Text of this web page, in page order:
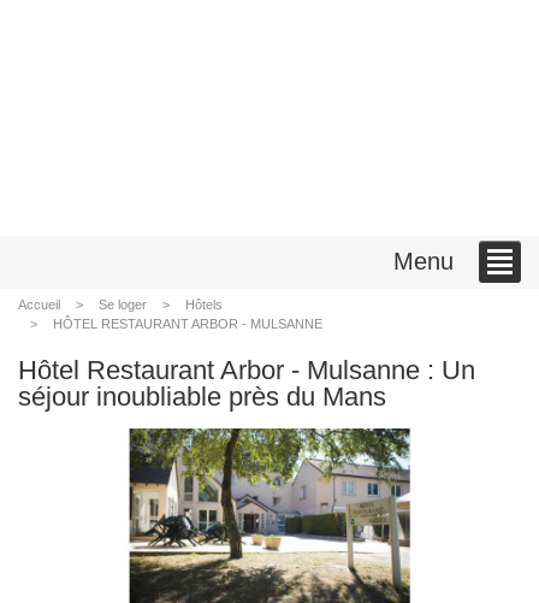
Menu
Accueil Se loger
Hôtels
HÔTEL RESTAURANT ARBOR - MULSANNE
Hôtel Restaurant Arbor - Mulsanne : Un
séjour inoubliable près du Mans